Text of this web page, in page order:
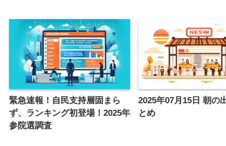
緊急速報！自民支持層固まら
ず、ランキング初登場！2025年
参院選調査
2025年07月15日 朝の
とめ